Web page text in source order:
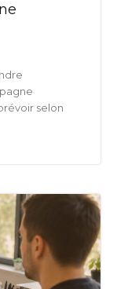
selon